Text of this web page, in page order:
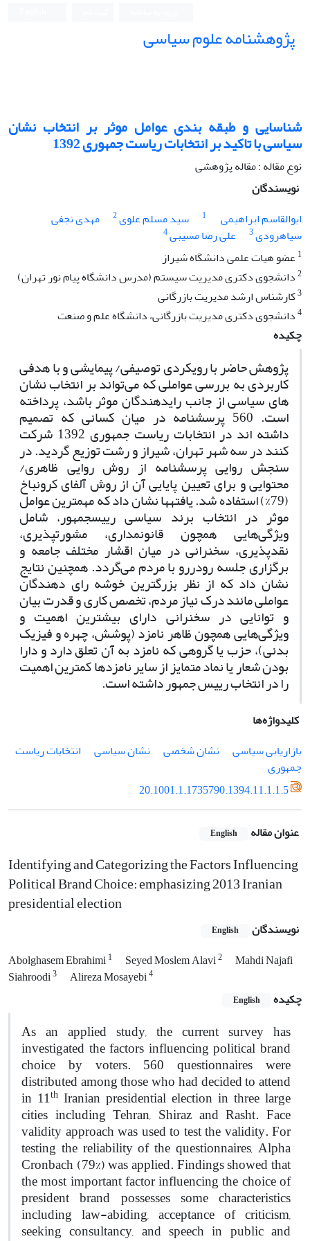
پژوهشنامه علوم سیاسی
شناسایی و طبقه بندی عوامل موثر بر انتخاب نشان
سیاسی با تاکید بر انتخابات ریاست جمهوری 1392
نوع مقاله : مقاله پژوهشی
نویسندگان
ابوالقاسم ابراهیمی
1 سید مسلم علوی2
مهدی نجفی
سیاهرودی3 علی رضا مسیبی4
1 عضو هیات علمی دانشگاه شیراز
2دانشجوی دکتری مدیریت سیستم (مدرس دانشگاه پیام نور تهران)
3کارشناس ارشد مدیریت بازرگانی
4دانشجوی دکتری مدیریت بازرگانی، دانشگاه علم و صنعت
چکیده
پژوهش­ حاضر با رویکردی توصیفی/ پیمایشی و با هدفی
کاربردی به بررسی عواملی که می‌تواند بر انتخاب نشان
های سیاسی از جانب رای­دهندگان موثر باشد، پرداخته
است. 560 پرسشنامه در میان کسانی که تصمیم
داشته­ اند در انتخابات ریاست ­جمهوری 1392 شرکت
کنند در سه شهر تهران، شیراز و رشت توزیع گردید. در
سنجش روایی پرسشنامه از روش روایی ظاهری/
محتوایی و برای تعیین پایایی آن از روش آلفای کرونباخ
‌(79%) استفاده شد. یافته­ها نشان داد که مهم­ترین عوامل
موثر در انتخاب برند سیاسی رییس­جمهور، شامل
ویژگی‌هایی همچون قانون­مداری، مشورت­پذیری،
نقدپذیری، سخنرانی در میان اقشار مختلف جامعه و
برگزاری جلسه رودررو با مردم می‌گردد. همچنین نتایج
نشان داد که از نظر بزرگ­ترین خوشه رای ­دهندگان
عواملی مانند درک نیاز مردم، تخصص کاری و قدرت بیان
و توانایی در سخنرانی دارای بیشترین اهمیت و
ویژگی‌هایی همچون ظاهر نامزد ‌(پوشش، چهره و فیزیک
بدنی)، حزب یا گروهی که نامزد به آن تعلق دارد و دارا
بودن شعار یا نماد متمایز از سایر نامزدها کم­ترین اهمیت
را در انتخاب رییس ­جمهور داشته است.
کلیدواژه‌ها
بازاریابی سیاسی
نشان شخصی نشان سیاسی
انتخابات ریاست
جمهوری
20.1001.1.1735790.1394.11.1.1.5
عنوان مقاله English
Identifying and Categorizing the Factors Influencing
Political Brand Choice: emphasizing 2013 Iranian
presidential election
نویسندگان English
Abolghasem Ebrahimi1 Seyed Moslem Alavi2
Mahdi Najafi
Siahroodi3 Alireza Mosayebi4
چکیده English
As an applied study, the current survey has
investigated the factors influencing political brand
choice by voters. 560 questionnaires were
distributed among those who had decided to attend
in 11th Iranian presidential election in three large
cities including Tehran, Shiraz and Rasht. Face
validity approach was used to test the validity. For
testing the reliability of the questionnaires, Alpha
Cronbach (79%) was applied. Findings showed that
the most important factor influencing the choice of
president brand possesses some characteristics
including law-abiding, acceptance of criticism,
seeking consultancy, and speech in public and